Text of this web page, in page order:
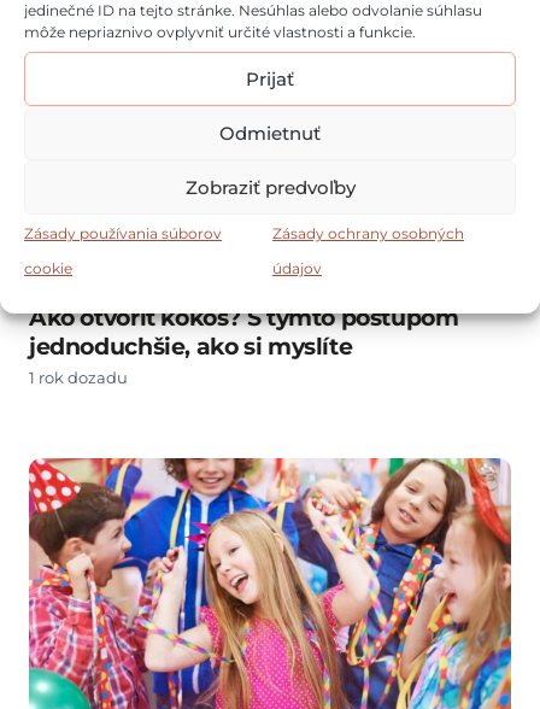
jedinečné ID na tejto stránke. Nesúhlas alebo odvolanie súhlasu
môže nepriaznivo ovplyvniť určité vlastnosti a funkcie.
Prijať
Odmietnuť
Zobraziť predvoľby
Zásady používania súborov
cookie
Zásady ochrany osobných
údajov
Ako otvoriť kokos? S týmto postupom
jednoduchšie, ako si myslíte
1 rok dozadu